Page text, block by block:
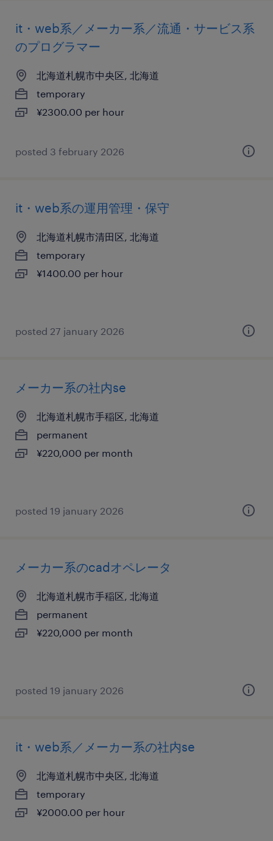
it・web系／メーカー系／流通・サービス系
のプログラマー
北海道札幌市中央区, 北海道
temporary
¥2300.00 per hour
posted 3 february 2026
it・web系の運用管理・保守
北海道札幌市清田区, 北海道
temporary
¥1400.00 per hour
posted 27 january 2026
メーカー系の社内se
北海道札幌市手稲区, 北海道
permanent
¥220,000 per month
posted 19 january 2026
メーカー系のcadオペレータ
北海道札幌市手稲区, 北海道
permanent
¥220,000 per month
posted 19 january 2026
it・web系／メーカー系の社内se
北海道札幌市中央区, 北海道
temporary
¥2000.00 per hour